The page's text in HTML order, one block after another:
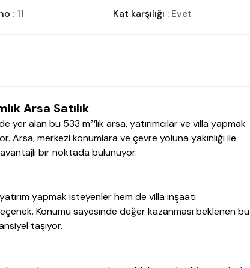
: 11 Kat karşılığı : Evet
Arsa Satılık
yer alan bu 533 m²’lik arsa, yatırımcılar ve villa yapmak
Arsa, merkezi konumlara ve çevre yoluna yakınlığı ile
bir noktada bulunuyor.
yapmak isteyenler hem de villa inşaatı
Konumu sayesinde değer kazanması beklenen bu
taşıyor.